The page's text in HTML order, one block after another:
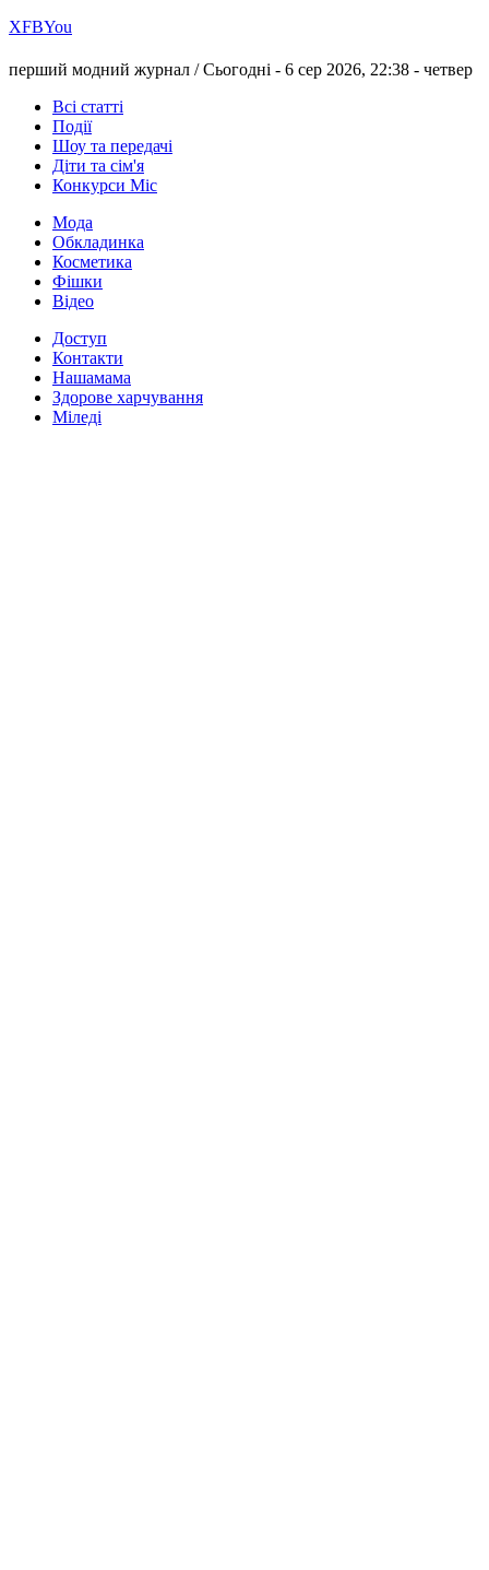
ХFBYou
перший модний журнал /Сьогодні - 6 сер 2026, 22:38 - четвер
Всі статті
Події
Шоу та передачі
Діти та сім'я
Конкурси Міс
Мода
Обкладинка
Косметика
Фішки
Відео
Доступ
Контакти
Нашамама
Здорове харчування
Міледі